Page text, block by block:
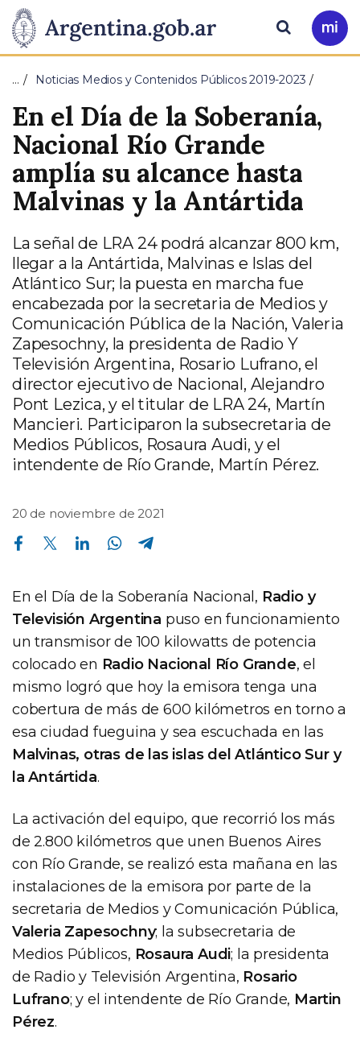
Presidencia
de
la
Nación
Pasar al contenido principal
Ir
a
Buscar
… Noticias Medios y Contenidos Públicos 2019-2023
En el Día de la Soberanía,
Nacional Río Grande
amplía su alcance hasta
Malvinas y la Antártida
La señal de LRA 24 podrá alcanzar 800 km,
llegar a la Antártida, Malvinas e Islas del
Atlántico Sur; la puesta en marcha fue
encabezada por la secretaria de Medios y
Comunicación Pública de la Nación, Valeria
Zapesochny, la presidenta de Radio Y
Televisión Argentina, Rosario Lufrano, el
director ejecutivo de Nacional, Alejandro
Pont Lezica, y el titular de LRA 24, Martín
Mancieri. Participaron la subsecretaria de
Medios Públicos, Rosaura Audi, y el
intendente de Río Grande, Martín Pérez.
20 de noviembre de 2021
Compartir en Facebook Compartir en Twitter Compartir en Linkedin Compartir en Whatsapp
En el Día de la Soberanía Nacional, Radio y
Televisión Argentina puso en funcionamiento
un transmisor de 100 kilowatts de potencia
colocado en Radio Nacional Río Grande, el
mismo logró que hoy la emisora tenga una
cobertura de más de 600 kilómetros en torno a
esa ciudad fueguina y sea escuchada en las
Malvinas, otras de las islas del Atlántico Sur y
la Antártida.
La activación del equipo, que recorrió los más
de 2.800 kilómetros que unen Buenos Aires
con Río Grande, se realizó esta mañana en las
instalaciones de la emisora por parte de la
secretaria de Medios y Comunicación Pública,
Valeria Zapesochny; la subsecretaria de
Medios Públicos, Rosaura Audi; la presidenta
de Radio y Televisión Argentina, Rosario
Lufrano; y el intendente de Río Grande, Martin
Pérez.